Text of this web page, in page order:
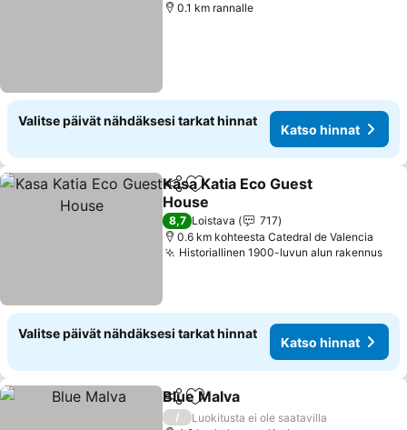
0.1 km rannalle
Valitse päivät nähdäksesi tarkat hinnat
Katso hinnat
Jaa Lisää suosikkeihin
Kasa Katia Eco Guest
House
Katso hinnat
8,7 Loistava
717
0.6 km kohteesta Catedral de Valencia
Historiallinen 1900-luvun alun rakennus
Valitse päivät nähdäksesi tarkat hinnat
Katso hinnat
Jaa Lisää suosikkeihin
Blue Malva
/
Luokitusta ei ole saatavilla